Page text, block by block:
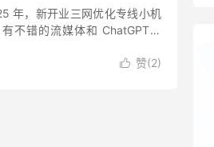
年，新开业三网优化专线小机
不错的流媒体和 ChatGPT、
 赞(2)